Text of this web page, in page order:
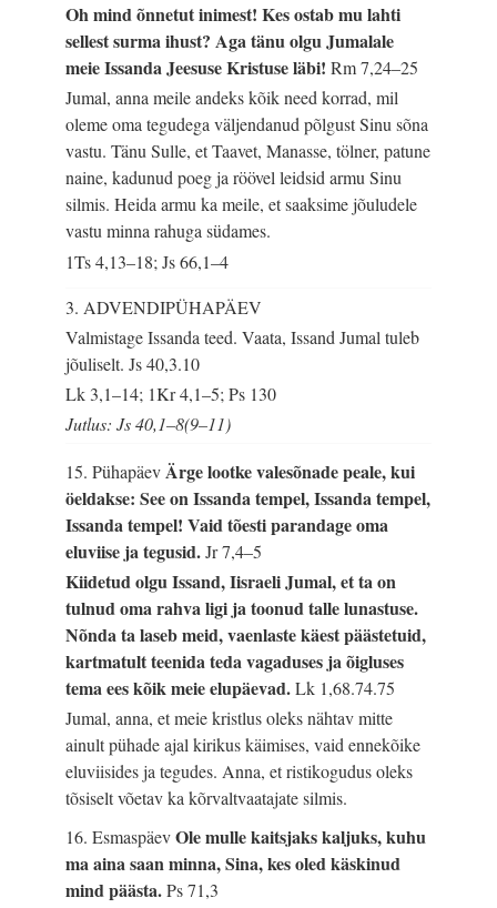
Oh mind õnnetut inimest! Kes ostab mu lahti
sellest surma ihust? Aga tänu olgu Jumalale
meie Issanda Jeesuse Kristuse läbi!Rm 7,24–25
Jumal, anna meile andeks kõik need korrad, mil
oleme oma tegudega väljendanud põlgust Sinu sõna
vastu. Tänu Sulle, et Taavet, Manasse, tölner, patune
naine, kadunud poeg ja röövel leidsid armu Sinu
silmis. Heida armu ka meile, et saaksime jõuludele
vastu minna rahuga südames.
1Ts 4,13–18; Js 66,1–4
3. ADVENDIPÜHAPÄEV
Valmistage Issanda teed. Vaata, Issand Jumal tuleb
jõuliselt.Js 40,3.10
Lk 3,1–14; 1Kr 4,1–5; Ps 130
Jutlus: Js 40,1–8(9–11)
15. Pühapäev Ärge lootke valesõnade peale, kui
öeldakse: See on Issanda tempel, Issanda tempel,
Issanda tempel! Vaid tõesti parandage oma
eluviise ja tegusid.Jr 7,4–5
Kiidetud olgu Issand, Iisraeli Jumal, et ta on
tulnud oma rahva ligi ja toonud talle lunastuse.
Nõnda ta laseb meid, vaenlaste käest päästetuid,
kartmatult teenida teda vagaduses ja õigluses
tema ees kõik meie elupäevad.Lk 1,68.74.75
Jumal, anna, et meie kristlus oleks nähtav mitte
ainult pühade ajal kirikus käimises, vaid ennekõike
eluviisides ja tegudes. Anna, et ristikogudus oleks
tõsiselt võetav ka kõrvaltvaatajate silmis.
16. EsmaspäevOle mulle kaitsjaks kaljuks, kuhu
ma aina saan minna, Sina, kes oled käskinud
mind päästa.Ps 71,3